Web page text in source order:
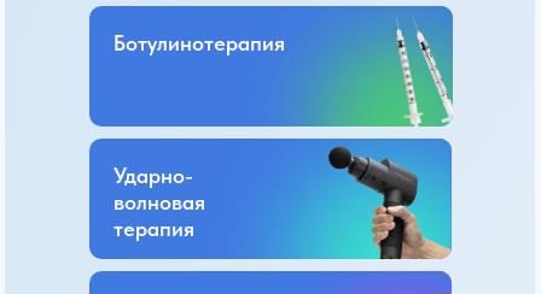
Ботулинотерапия
Ударно-
волновая
терапия